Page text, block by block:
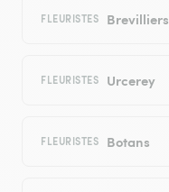
FLEURISTES Brevilliers
FLEURISTES Urcerey
FLEURISTES Botans